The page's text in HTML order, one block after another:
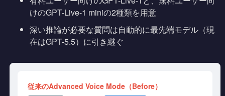
けのGPT-Live-1 miniの2種類を用意
深い推論が必要な質問は自動的に最先端モデル（現
在はGPT-5.5）に引き継ぐ
従来のAdvanced Voice Mode（Before）